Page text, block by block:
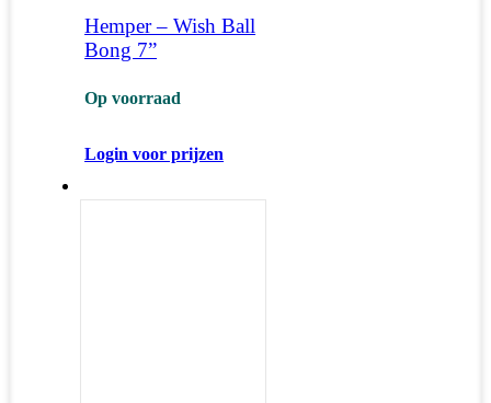
Hemper – Wish Ball
Bong 7”
Op voorraad
Login voor prijzen